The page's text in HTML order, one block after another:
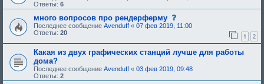
р
е
б
у
ю
е
е
о
б
Ответы: 6
много вопросов про рендерферму
о
о
щ
е
н
и
е
,
Последнее сообщение Avenduff « 07 фев 2019, 11:00
Ответы: 20 1 2
Какая из двух графических станций лучше для работы
дома?
Последнее сообщение Avenduff « 03 фев 2019, 09:48
Ответы: 2